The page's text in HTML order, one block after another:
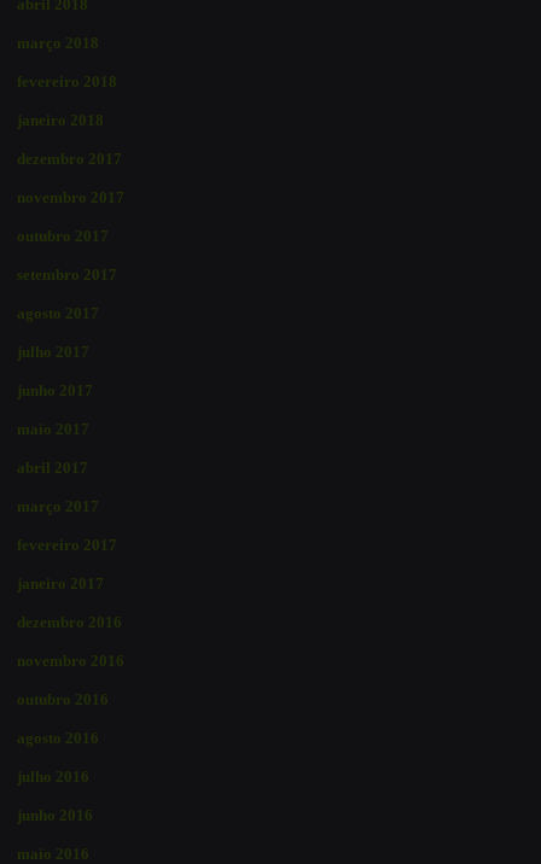
abril 2018
março 2018
fevereiro 2018
janeiro 2018
dezembro 2017
novembro 2017
outubro 2017
setembro 2017
agosto 2017
julho 2017
junho 2017
maio 2017
abril 2017
março 2017
fevereiro 2017
janeiro 2017
dezembro 2016
novembro 2016
outubro 2016
agosto 2016
julho 2016
junho 2016
maio 2016